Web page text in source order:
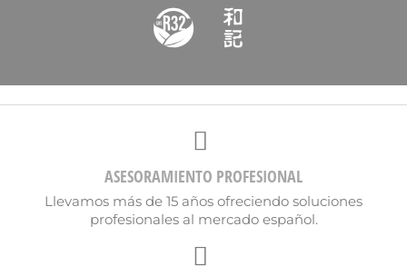
ASESORAMIENTO PROFESIONAL
Llevamos más de 15 años ofreciendo soluciones
profesionales al mercado español.
Cancelar Crear lista de deseos